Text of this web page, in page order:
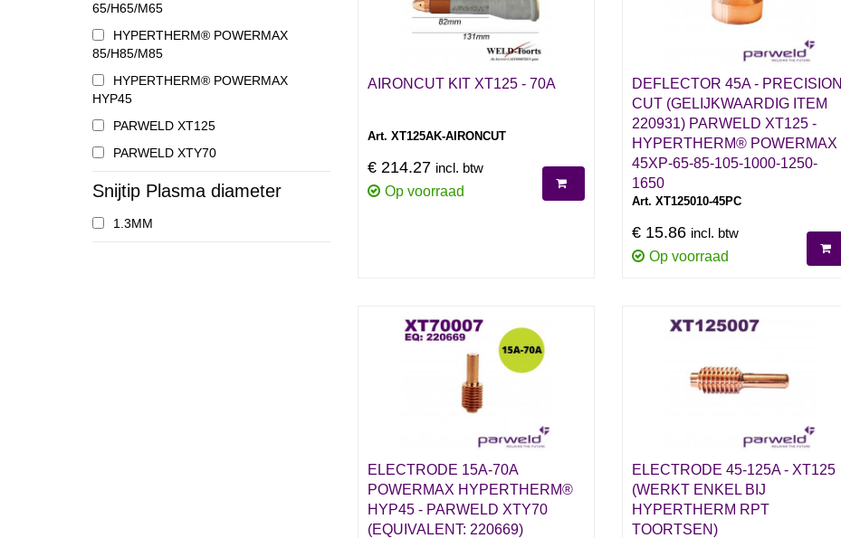
65/H65/M65
HYPERTHERM® POWERMAX
85/H85/M85
HYPERTHERM® POWERMAX
HYP45
PARWELD XT125
PARWELD XTY70
Snijtip Plasma diameter
1.3MM
AIRONCUT KIT XT125 - 70A
Art. XT125AK-AIRONCUT
€ 214.27 incl. btw
Op voorraad
DEFLECTOR 45A - PRECISION
CUT (GELIJKWAARDIG ITEM
220931) PARWELD XT125 -
HYPERTHERM® POWERMAX
45XP-65-85-105-1000-1250-
1650
Art. XT125010-45PC
€ 15.86 incl. btw
Op voorraad
ELECTRODE 15A-70A
POWERMAX HYPERTHERM®
HYP45 - PARWELD XTY70
(EQUIVALENT: 220669)
ELECTRODE 45-125A - XT125
(WERKT ENKEL BIJ
HYPERTHERM RPT
TOORTSEN)